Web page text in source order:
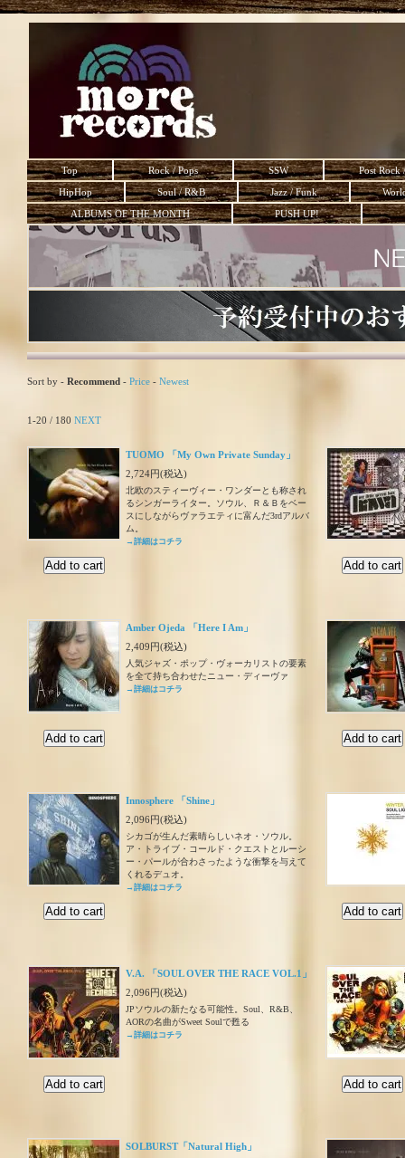
Top Rock / Pops SSW
Post Rock
HipHop
Soul / R&B Jazz / Funk
ALBUMS OF THE MONTH
PUSH UP!
Sort by - Recommend - Price - Newest
1-20 / 180 NEXT
TUOMO 「My Own Private Sunday」
2,724円(税込)
北欧のスティーヴィー・ワンダーとも称され
るシンガーライター。ソウル、Ｒ＆Ｂをベー
スにしながらヴァラエティに富んだ3rdアルバ
ム。
→詳細はコチラ
Amber Ojeda 「Here I Am」
2,409円(税込)
人気ジャズ・ポップ・ヴォーカリストの要素
を全て持ち合わせたニュー・ディーヴァ
→詳細はコチラ
Innosphere 「Shine」
2,096円(税込)
シカゴが生んだ素晴らしいネオ・ソウル。
ア・トライブ・コールド・クエストとルーシ
ー・パールが合わさったような衝撃を与えて
くれるデュオ。
→詳細はコチラ
V.A. 「SOUL OVER THE RACE VOL.1」
2,096円(税込)
JPソウルの新たなる可能性。Soul、R&B、
AORの名曲がSweet Soulで甦る
→詳細はコチラ
SOLBURST「Natural High」